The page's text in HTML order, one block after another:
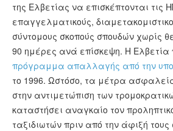
της Ελβετίας να επισκέπτονται τις
επαγγελματικούς,
σύντομους σκοπούς σπουδών χωρίς
90 ημέρες ανά επίσκεψη. Η Ελβετία
πρόγραμμα απαλλαγής από την
το 1996. Ωστόσο, τα μέτρα
στην αντιμετώπιση των
καταστήσει αναγκαίο τον
ταξιδιωτών πριν από την άφιξή